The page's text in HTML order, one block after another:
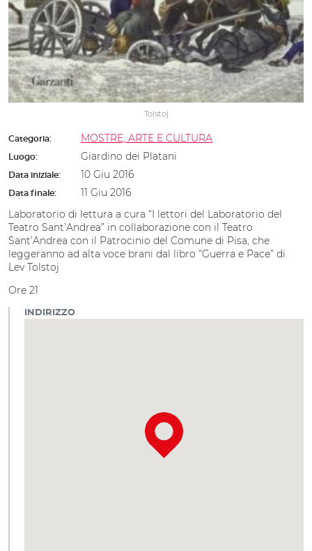
Tolstoj
Categoria: MOSTRE, ARTE E CULTURA
Luogo: Giardino dei Platani
Data iniziale: 10 Giu 2016
Data finale:
11 Giu 2016
Laboratorio di lettura a cura “I lettori del Laboratorio del
Teatro Sant’Andrea” in collaborazione con il Teatro
Sant’Andrea con il Patrocinio del Comune di Pisa, che
leggeranno ad alta voce brani dal libro “Guerra e Pace” di
Lev Tolstoj
Ore 21
INDIRIZZO